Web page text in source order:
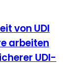
von UDI
arbeiten
UDI-